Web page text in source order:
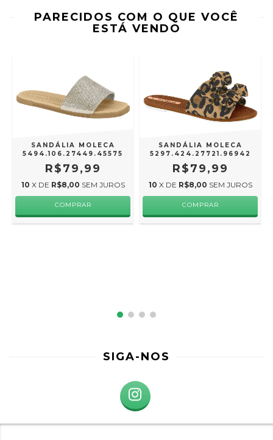
PARECIDOS COM O QUE VOCÊ
ESTÁ VENDO
SANDÁLIA MOLECA
5494.106.27449.45575
R$79,99
10 X DE R$8,00 SEM JUROS
COMPRAR
SANDÁLIA MOLECA
5297.424.27721.96942
R$79,99
10 X DE R$8,00 SEM JUROS
COMPRAR
SIGA-NOS